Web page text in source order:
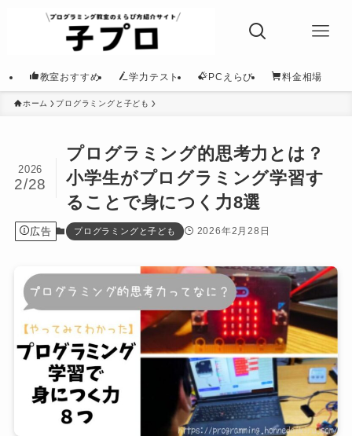
教室おすすめ 学力テスト PCえらび 料金相場
ホーム プログラミングと子ども
プログラミング的思考力とは？
小学生がプログラミング学習す
ることで身につく力8選
2026
2/28
広告 プログラミングと子ども 2026年2月28日